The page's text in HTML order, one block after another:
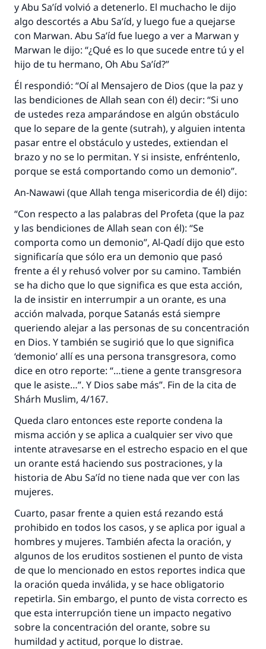
y Abu Sa’íd volvió a detenerlo. El muchacho le dijo
algo descortés a Abu Sa’íd, y luego fue a quejarse
con Marwan. Abu Sa’íd fue luego a ver a Marwan y
Marwan le dijo: “¿Qué es lo que sucede entre tú y el
hijo de tu hermano, Oh Abu Sa’íd?”
Él respondió: “Oí al Mensajero de Dios (que la paz y
las bendiciones de Allah sean con él) decir: “Si uno
de ustedes reza amparándose en algún obstáculo
que lo separe de la gente (sutrah), y alguien intenta
pasar entre el obstáculo y ustedes, extiendan el
brazo y no se lo permitan. Y si insiste, enfréntenlo,
porque se está comportando como un demonio”.
An-Nawawi (que Allah tenga misericordia de él) dijo:
“Con respecto a las palabras del Profeta (que la paz
y las bendiciones de Allah sean con él): “Se
comporta como un demonio”, Al-Qadí dijo que esto
significaría que sólo era un demonio que pasó
frente a él y rehusó volver por su camino. También
se ha dicho que lo que significa es que esta acción,
la de insistir en interrumpir a un orante, es una
acción malvada, porque Satanás está siempre
queriendo alejar a las personas de su concentración
en Dios. Y también se sugirió que lo que significa
‘demonio’ allí es una persona transgresora, como
dice en otro reporte: “…tiene a gente transgresora
que le asiste…”. Y Dios sabe más”. Fin de la cita de
Shárh Muslim, 4/167.
Queda claro entonces este reporte condena la
misma acción y se aplica a cualquier ser vivo que
intente atravesarse en el estrecho espacio en el que
un orante está haciendo sus postraciones, y la
historia de Abu Sa’íd no tiene nada que ver con las
mujeres.
Cuarto, pasar frente a quien está rezando está
prohibido en todos los casos, y se aplica por igual a
hombres y mujeres. También afecta la oración, y
algunos de los eruditos sostienen el punto de vista
de que lo mencionado en estos reportes indica que
la oración queda inválida, y se hace obligatorio
repetirla. Sin embargo, el punto de vista correcto es
que esta interrupción tiene un impacto negativo
sobre la concentración del orante, sobre su
humildad y actitud, porque lo distrae.
La respuesta no. 110845 salvó un
matrimonio.
Desde la Q hasta la A, su contribución ayuda a
IslamQA.
Profeta ﷺ dijo:
"Una persona que orienta a otros a hacer el
bien obtendrá la misma recompensa que
aquellos que lo realicen."
(MUSLIM, 1893)
Contribuir